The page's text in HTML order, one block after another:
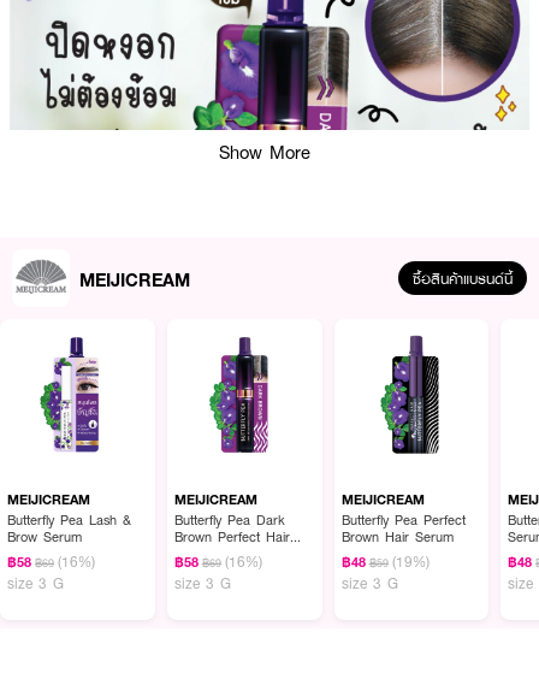
ผลลัพธ์ที่ได้ :
MEIJICREAM Butterfly Pea Dark Brown Perfect Hair Serum สูตรเบ
อกาม็อท (มะกรูด) เติมโคนหงอก ลดผมร่วง บำรุงหนังศีรษะ ด้วยสารสกัดจาก
ลดความมันอุดตันของรูขุมขนสิวบนหนังศีรษะ อาการคัน การติดเชื้อรา ไวรัส
แบคทีเรีย สามารถป้องกันการเกิดรังแคได้ดี
● เซรั่มบำรุงหนังศีรษะ ลดผมร่วง
● พร้อมลดความมันของหนังศรีษะ อาการคัน และการเกิดรังแค
Show More
MEIJICREAM ซื้อสินค้าแบรนด์นี้
MEIJICREAM
Butterfly Pea Lash &
Brow Serum
฿58 ฿69 (16%)
size 3 G
MEIJICREAM
Butterfly Pea Dark
Brown Perfect Hair
Serum
฿58 ฿69 (16%)
size 3 G
MEIJICREAM
Butterfly Pea Perfect
Brown Hair Serum
฿48 ฿59 (19%)
size 3 G
฿48
size